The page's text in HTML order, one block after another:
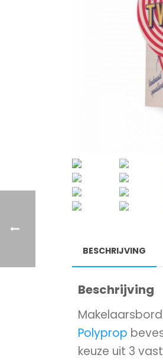
BESCHRIJVING
Beschrijving
Polyprop
keuze uit 3